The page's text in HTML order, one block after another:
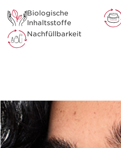
Biologische
Inhaltsstoffe
Nachfüllbarkeit